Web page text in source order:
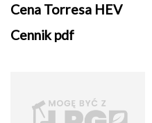
Cena Torresa HEV
Cennik pdf